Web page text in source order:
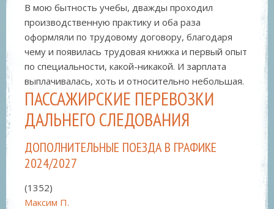
В мою бытность учебы, дважды проходил
производственную практику и оба раза
оформляли по трудовому договору, благодаря
чему и появилась трудовая книжка и первый опыт
по специальности, какой-никакой. И зарплата
выплачивалась, хоть и относительно небольшая.
ПАССАЖИРСКИЕ ПЕРЕВОЗКИ
ДАЛЬНЕГО СЛЕДОВАНИЯ
ДОПОЛНИТЕЛЬНЫЕ ПОЕЗДА В ГРАФИКЕ
2024/2027
(1352)
Максим П.